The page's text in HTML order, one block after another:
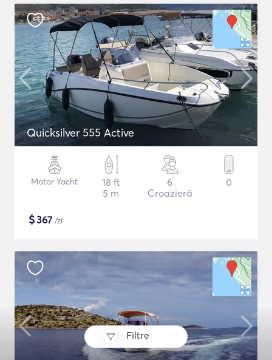
Filtre
Quicksilver 555 Active
Motor Yacht
18 ft
5 m
6
Croazieră
0
$367 /zi